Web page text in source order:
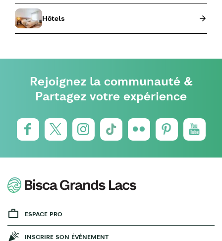
Hôtels
Rejoignez la communauté &
Partagez votre expérience
ESPACE PRO
INSCRIRE SON ÉVÉNEMENT